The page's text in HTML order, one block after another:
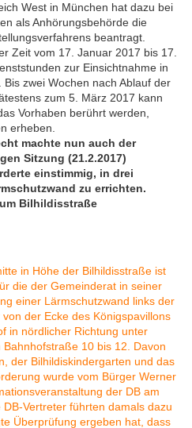
West in München hat dazu bei
als Anhörungsbehörde die
beantragt.
Zeit vom 17. Januar 2017 bis 17.
zur Einsichtnahme in
zwei Wochen nach Ablauf der
zum 5. März 2017 kann
Vorhaben berührt werden,
erheben.
machte nun auch der
Sitzung (21.2.2017)
einstimmig, in drei
zu errichten.
Bilhildisstraße